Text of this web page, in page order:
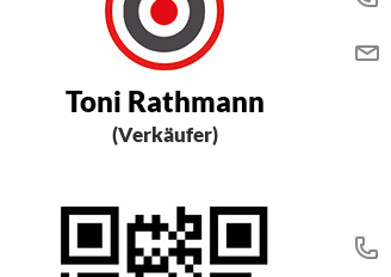
Toni Rathmann
(Verkäufer)